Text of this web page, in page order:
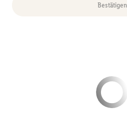
Bestätigen